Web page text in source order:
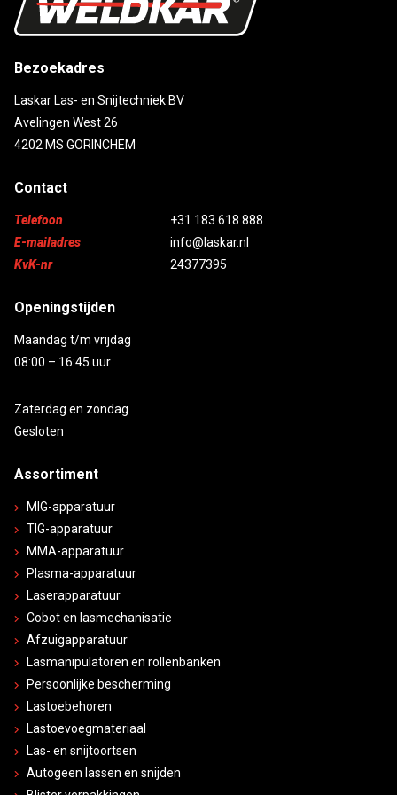
Bezoekadres
Laskar Las- en Snijtechniek BV
Avelingen West 26
4202 MS GORINCHEM
Contact
Telefoon
+31 183 618 888
E-mailadres
info@laskar.nl
KvK-nr
24377395
Openingstijden
Maandag t/m vrijdag
08:00 – 16:45 uur
Zaterdag en zondag
Gesloten
Assortiment
MIG-apparatuur
TIG-apparatuur
MMA-apparatuur
Plasma-apparatuur
Laserapparatuur
Cobot en lasmechanisatie
Afzuigapparatuur
Lasmanipulatoren en rollenbanken
Persoonlijke bescherming
Lastoebehoren
Lastoevoegmateriaal
Las- en snijtoortsen
Autogeen lassen en snijden